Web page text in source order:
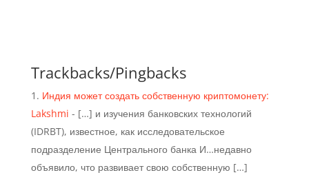
Trackbacks/Pingbacks
Индия может создать собственную криптомонету:
Lakshmi - […] и изучения банковских технологий
(IDRBT), известное, как исследовательское
подразделение Центрального банка И…недавно
объявило, что развивает свою собственную […]